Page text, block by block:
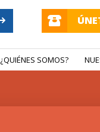
¿QUIÉNES SOMOS?